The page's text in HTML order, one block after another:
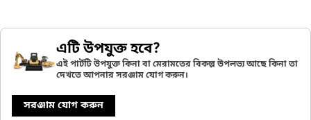
এটি উপযুক্ত হবে?
এই পার্টটি উপযুক্ত কিনা বা মেরামতের বিকল্প উপলভ্য আছে কিনা তা
দেখতে আপনার সরঞ্জাম যোগ করুন।
সরঞ্জাম যোগ করুন